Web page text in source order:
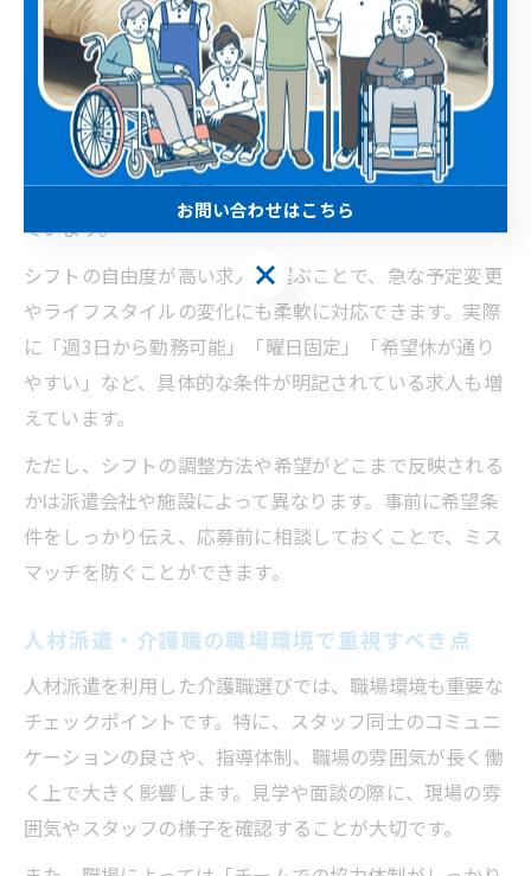
人材派遣・介護職の大きな魅力の一つが、シフトの柔軟
性です。大阪市東淀川区では、日勤のみや夜勤専従、短
時間勤務など、多様なシフトパターンが用意されている
求人が多く見受けられます。これにより、家庭やプライ
ベートとの両立を重視する方にも働きやすい環境が整っ
ています。
シフトの自由度が高い求人を選ぶことで、急な予定変更
やライフスタイルの変化にも柔軟に対応できます。実際
に「週3日から勤務可能」「曜日固定」「希望休が通り
やすい」など、具体的な条件が明記されている求人も増
えています。
ただし、シフトの調整方法や希望がどこまで反映される
かは派遣会社や施設によって異なります。事前に希望条
件をしっかり伝え、応募前に相談しておくことで、ミス
マッチを防ぐことができます。
人材派遣・介護職の職場環境で重視すべき点
人材派遣を利用した介護職選びでは、職場環境も重要な
チェックポイントです。特に、スタッフ同士のコミュニ
ケーションの良さや、指導体制、職場の雰囲気が長く働
く上で大きく影響します。見学や面談の際に、現場の雰
囲気やスタッフの様子を確認することが大切です。
お問い合わせはこちら
お問い合わせはこちら